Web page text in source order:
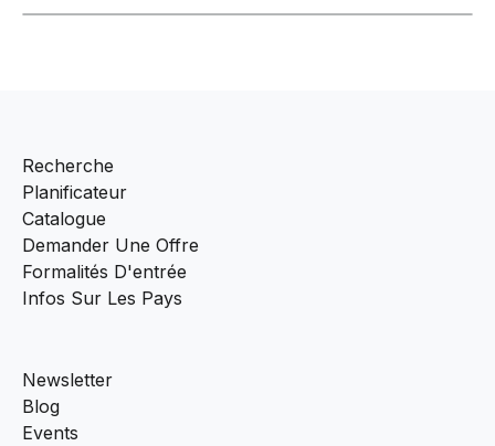
Recherche
Planificateur
Catalogue
Demander Une Offre
Formalités D'entrée
Infos Sur Les Pays
Newsletter
Blog
Events